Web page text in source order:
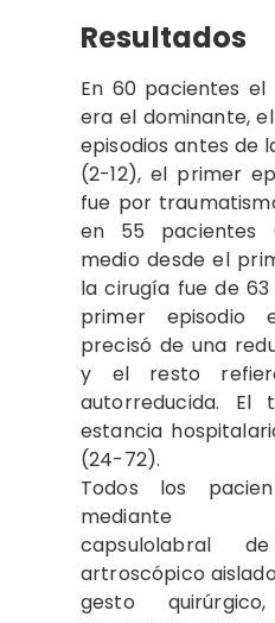
Resultados
En 60 pacientes el
era el dominante,
episodios antes de
(2-12), el primer
fue por
en 55 pacientes
medio desde el
la cirugía fue de
primer episodio
precisó de una
y el resto
autorreducida. El
estancia
(24-72).
Todos los
mediante
capsulolabral
artroscópico
gesto